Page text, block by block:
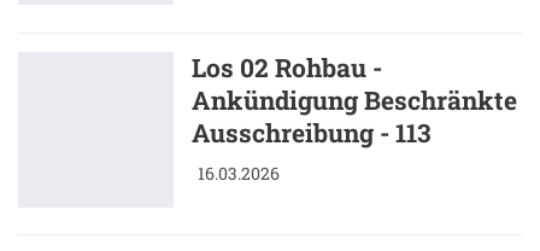
Los 02 Rohbau -
Ankündigung Beschränkte
Ausschreibung - 113
16.03.2026